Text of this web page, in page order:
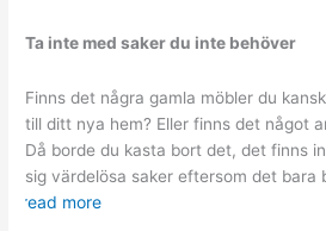
Ta inte med saker du inte behöver
Finns det några gamla möbler du
till ditt nya hem? Eller finns det något
Då borde du kasta bort det, det finns
sig värdelösa saker eftersom det bara
read more